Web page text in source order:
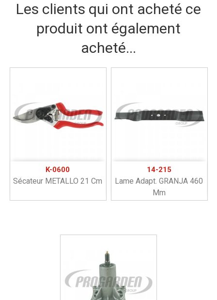
Les clients qui ont acheté ce
produit ont également
acheté...
K-0600
Sécateur METALLO 21 Cm
14-215
Lame Adapt. GRANJA 460
Mm